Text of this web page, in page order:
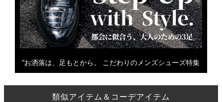
“お洒落は、足もとから。 こだわりのメンズシューズ特集
類似アイテム＆コーデアイテム